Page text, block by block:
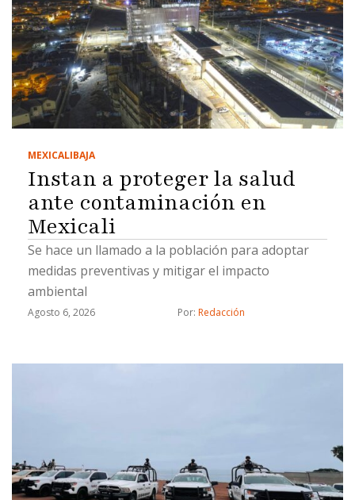
MEXICALIBAJA
Instan a proteger la salud
ante contaminación en
Mexicali
Se hace un llamado a la población para adoptar
medidas preventivas y mitigar el impacto
ambiental
Agosto 6, 2026 Por: Redacción